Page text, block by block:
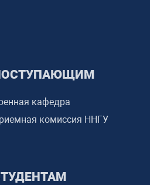
кафедра
комиссия ННГУ